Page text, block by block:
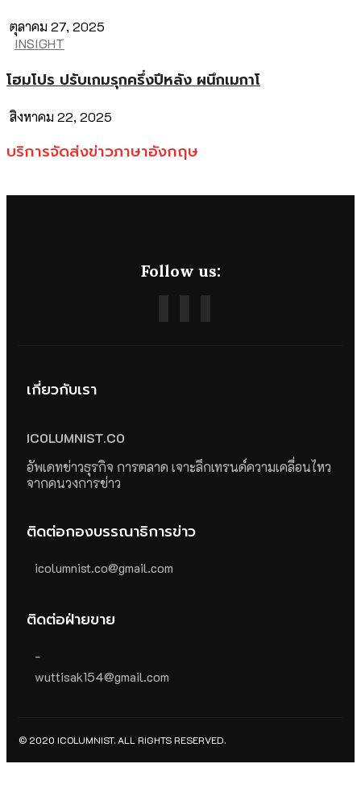
ตุลาคม 27, 2025
INSIGHT
โฮมโปร ปรับเกมรุกครึ่งปีหลัง ผนึกเมกาโ
สิงหาคม 22, 2025
บริการจัดส่งข่าวภาษาอังกฤษ
Follow us:
เกี่ยวกับเรา
ICOLUMNIST.CO
อัพเดทข่าวธุรกิจ การตลาด เจาะลึกเทรนด์ความเคลื่อนไหว
จากคนวงการข่าว
ติดต่อกองบรรณาธิการข่าว
icolumnist.co@gmail.com
ติดต่อฝ่ายขาย
-
wuttisak154@gmail.com
© 2020 ICOLUMNIST. ALL RIGHTS RESERVED.